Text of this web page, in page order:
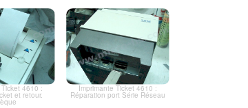
4610 :
et retour.
Imprimante Ticket 4610 :
Réparation port Série Réseau